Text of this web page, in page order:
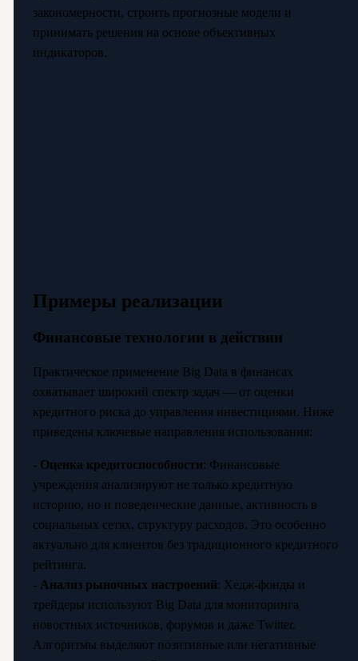
закономерности, строить прогнозные модели и
принимать решения на основе объективных
индикаторов.
Примеры реализации
Финансовые технологии в действии
Практическое применение Big Data в финансах
охватывает широкий спектр задач — от оценки
кредитного риска до управления инвестициями. Ниже
приведены ключевые направления использования:
- Оценка кредитоспособности: Финансовые
учреждения анализируют не только кредитную
историю, но и поведенческие данные, активность в
социальных сетях, структуру расходов. Это особенно
актуально для клиентов без традиционного кредитного
рейтинга.
- Анализ рыночных настроений: Хедж-фонды и
трейдеры используют Big Data для мониторинга
новостных источников, форумов и даже Twitter.
Алгоритмы выделяют позитивные или негативные